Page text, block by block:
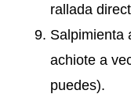
rallada
Salpimienta
achiote a
puedes).